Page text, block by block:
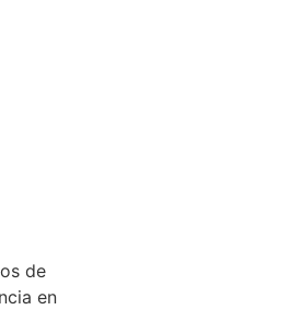
de
en